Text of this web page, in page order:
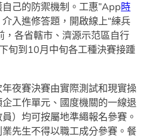
己的防禦機制。工惠”App時
入進修答題，開啟線上“練兵
，各省轄市、濟源示范區自行
下旬到10月中旬各工種決賽接踵
年夜賽決賽由實際測試和現實操
工作單元、國度機關的一線退
）均可按屬地準繩報名參賽。
先生不得以職工成分參賽。餐